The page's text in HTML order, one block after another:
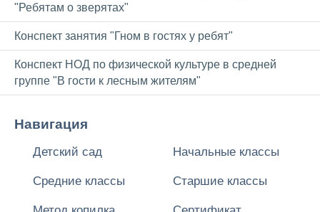
"Ребятам о зверятах"
Конспект занятия "Гном в гостях у ребят"
Конспект НОД по физической культуре в средней
группе "В гости к лесным жителям"
Навигация
Детский сад Начальные классы
Средние классы Старшие классы